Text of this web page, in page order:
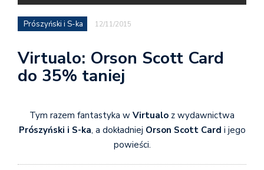
Prószyński i S-ka 12/11/2015
Virtualo: Orson Scott Card
do 35% taniej
Tym razem fantastyka w Virtualo z wydawnictwa
Prószyński i S-ka, a dokładniej Orson Scott Card i jego
powieści.